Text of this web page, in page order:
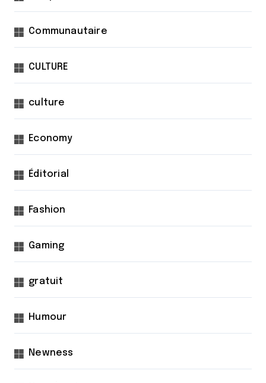
Communautaire
CULTURE
culture
Economy
Éditorial
Fashion
Gaming
gratuit
Humour
Newness